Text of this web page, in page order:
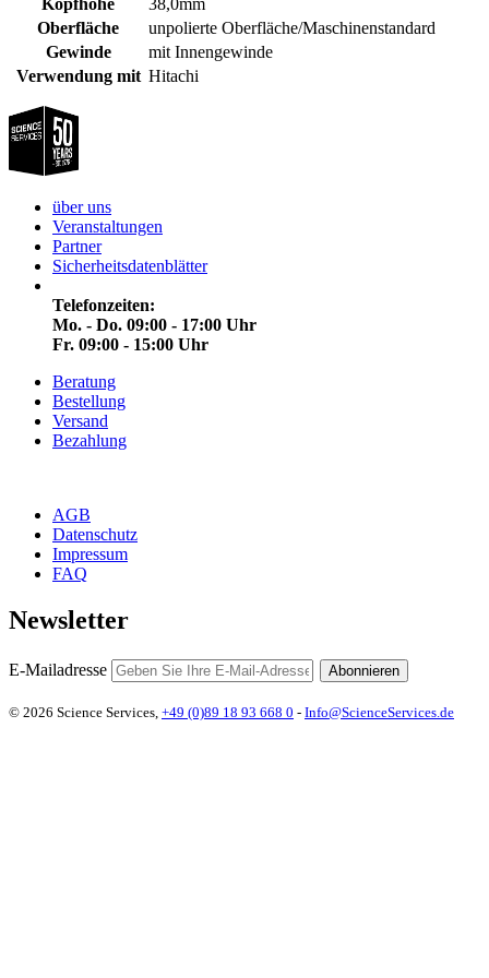
Oberfläche
unpolierte Oberfläche/Maschinenstandard
Gewinde
mit Innengewinde
Verwendung mit Hitachi
über uns
Veranstaltungen
Partner
Sicherheitsdatenblätter
Telefonzeiten:
Mo. - Do. 09:00 - 17:00 Uhr
Fr. 09:00 - 15:00 Uhr
Beratung
Bestellung
Versand
Bezahlung
AGB
Datenschutz
Impressum
FAQ
Newsletter
E-Mailadresse Abonnieren
© 2026 Science Services, +49 (0)89 18 93 668 0 - Info@ScienceServices.de